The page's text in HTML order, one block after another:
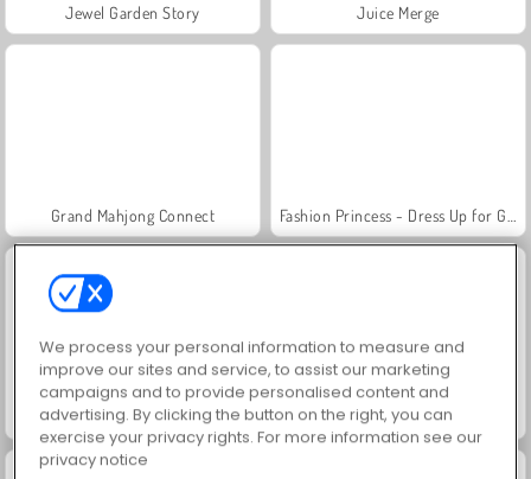
Jewel Garden Story Juice Merge
Grand Mahjong Connect
Masha and the Bear: Meadows Scala 40
We process your personal information to measure and
improve our sites and service, to assist our marketing
campaigns and to provide personalised content and
advertising. By clicking the button on the right, you can
exercise your privacy rights. For more information see our
privacy notice